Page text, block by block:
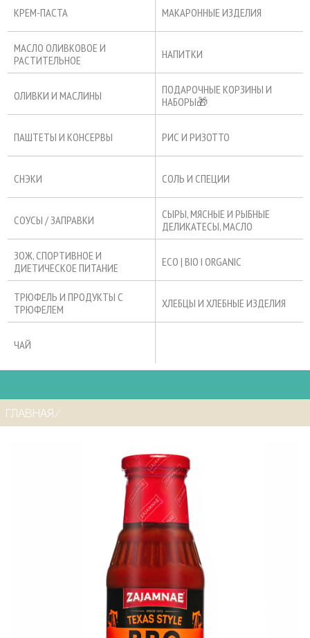
КРЕМ-ПАСТА МАКАРОННЫЕ ИЗДЕЛИЯ
МАСЛО ОЛИВКОВОЕ И
РАСТИТЕЛЬНОЕ
НАПИТКИ
ОЛИВКИ И МАСЛИНЫ
ПОДАРОЧНЫЕ КОРЗИНЫ И
НАБОРЫ🎁
ПАШТЕТЫ И КОНСЕРВЫ РИС И РИЗОТТО
СНЭКИ СОЛЬ И СПЕЦИИ
СОУСЫ / ЗАПРАВКИ
СЫРЫ, МЯСНЫЕ И РЫБНЫЕ
ДЕЛИКАТЕСЫ, МАСЛО
ЗОЖ, СПОРТИВНОЕ И
ДИЕТИЧЕСКОЕ ПИТАНИЕ
ECO | BIO I ORGANIC
ТРЮФЕЛЬ И ПРОДУКТЫ С
ТРЮФЕЛЕМ
ХЛЕБЦЫ И ХЛЕБНЫЕ ИЗДЕЛИЯ
ЧАЙ
ГЛАВНАЯ ⁄